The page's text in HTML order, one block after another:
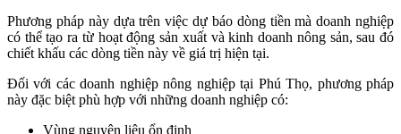
Phương pháp này dựa trên việc dự báo dòng tiền mà doanh nghiệp
có thể tạo ra từ hoạt động sản xuất và kinh doanh nông sản, sau đó
chiết khấu các dòng tiền này về giá trị hiện tại.
Đối với các doanh nghiệp nông nghiệp tại Phú Thọ, phương pháp
này đặc biệt phù hợp với những doanh nghiệp có:
Vùng nguyên liệu ổn định